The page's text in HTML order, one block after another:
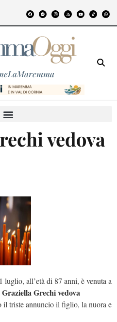
vedova
luglio, all’età di 87 anni, è venuta a
Graziella Grechi vedova
il triste annuncio il figlio, la nuora e